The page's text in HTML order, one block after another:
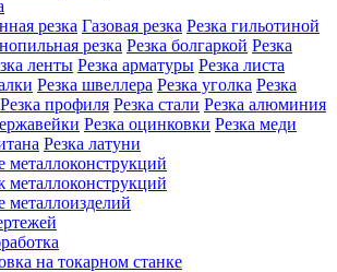
резка Газовая резка Резка гильотиной
резка Резка болгаркой Резка
ленты Резка арматуры Резка листа
Резка швеллера Резка уголка Резка
Резка профиля Резка стали Резка алюминия
Резка оцинковки Резка меди
Резка латуни
металлоконструкций
металлоизделий
на токарном станке